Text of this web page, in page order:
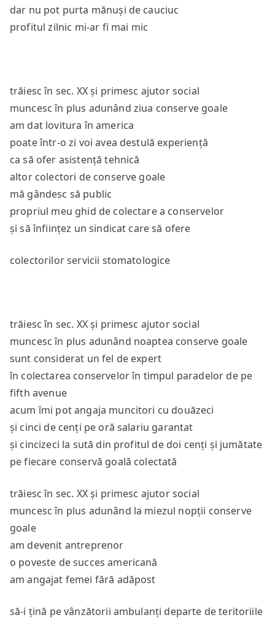
dar nu pot purta mănuși de cauciuc
profitul zilnic mi-ar fi mai mic
trăiesc în sec. XX și primesc ajutor social
muncesc în plus adunând ziua conserve goale
am dat lovitura în america
poate într-o zi voi avea destulă experiență
ca să ofer asistență tehnică
altor colectori de conserve goale
mă gândesc să public
propriul meu ghid de colectare a conservelor
și să înființez un sindicat care să ofere
colectorilor servicii stomatologice
trăiesc în sec. XX și primesc ajutor social
muncesc în plus adunând noaptea conserve goale
sunt considerat un fel de expert
în colectarea conservelor în timpul paradelor de pe
fifth avenue
acum îmi pot angaja muncitori cu douăzeci
și cinci de cenți pe oră salariu garantat
și cincizeci la sută din profitul de doi cenți și jumătate
pe fiecare conservă goală colectată
trăiesc în sec. XX și primesc ajutor social
muncesc în plus adunând la miezul nopții conserve
goale
am devenit antreprenor
o poveste de succes americană
am angajat femei fără adăpost
să-i țină pe vânzătorii ambulanți departe de teritoriile